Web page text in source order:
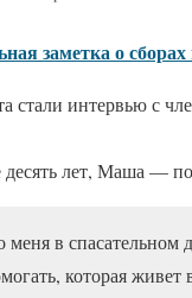
заметка о
стали интервью с
лет, Маша —
меня в спасательном
которая живет